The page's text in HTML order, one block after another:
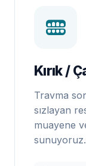
Kırık /
Travma
sızlayan
muayene
sunuyoruz.